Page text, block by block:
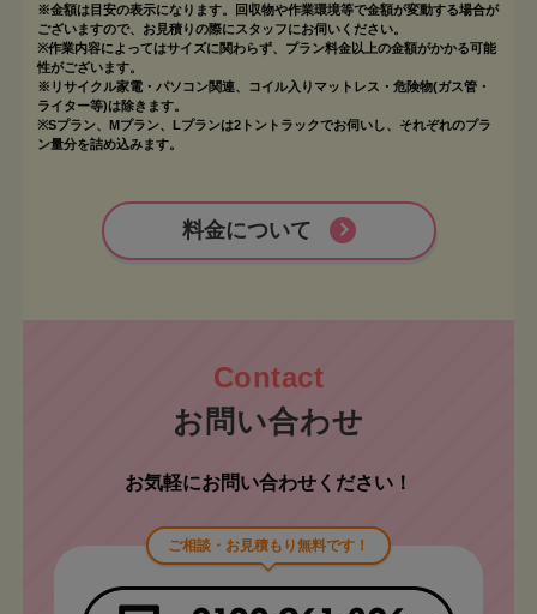
※金額は目安の表示になります。回収物や作業環境等で金額が変動する場合が
ございますので、お見積りの際にスタッフにお伺いください。
※作業内容によってはサイズに関わらず、プラン料金以上の金額がかかる可能
性がございます。
※リサイクル家電・パソコン関連、コイル入りマットレス・危険物(ガス管・
ライター等)は除きます。
※Sプラン、Mプラン、Lプランは2トントラックでお伺いし、それぞれのプラ
ン量分を詰め込みます。
料金について
お問い合わせ
お気軽にお問い合わせください！
ご相談・お見積もり無料です！